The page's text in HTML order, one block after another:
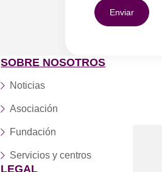
SOBRE NOSOTROS
Noticias
Asociación
Fundación
Servicios y centros
LEGAL